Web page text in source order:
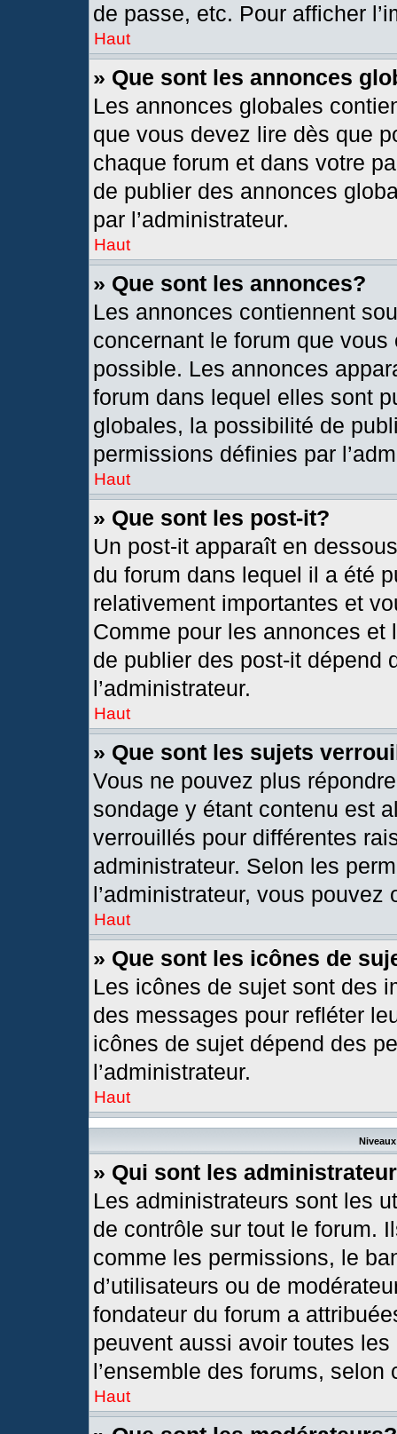
de passe, etc. Pour afficher
Haut
» Que sont les annonces
Les annonces globales
que vous devez lire dès que
chaque forum et dans votre
de publier des annonces
par l’administrateur.
Haut
» Que sont les annonces?
Les annonces contiennent
concernant le forum que
possible. Les annonces
forum dans lequel elles sont
globales, la possibilité de
permissions définies par
Haut
» Que sont les post-it?
Un post-it apparaît en
du forum dans lequel il a été
relativement importantes et
Comme pour les annonces
de publier des post-it dépend
l’administrateur.
Haut
» Que sont les sujets
Vous ne pouvez plus
sondage y étant contenu est
verrouillés pour différentes
administrateur. Selon les
l’administrateur, vous
Haut
» Que sont les icônes de
Les icônes de sujet sont des
des messages pour refléter
icônes de sujet dépend des
l’administrateur.
Haut
» Qui sont les
Les administrateurs sont les
de contrôle sur tout le forum.
comme les permissions, le
d’utilisateurs ou de
fondateur du forum a
peuvent aussi avoir toutes
l’ensemble des forums,
Haut